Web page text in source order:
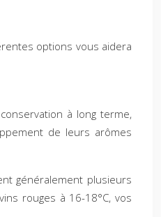
options vous aidera
à long terme,
de leurs arômes
généralement plusieurs
rouges à 16-18°C, vos